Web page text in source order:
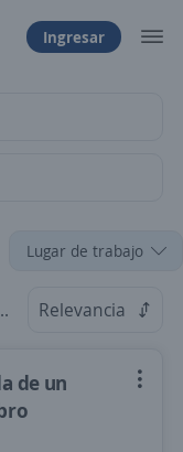
Ingresar
Lugar de trabajo
Relevancia
de un